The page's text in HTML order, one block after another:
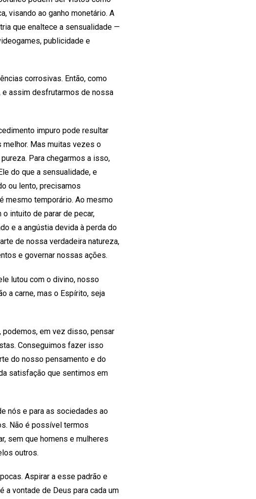
visando ao ganho monetário. A
que enaltece a sensualidade —
publicidade e
corrosivas. Então, como
e assim desfrutarmos de nossa
impuro pode resultar
Mas muitas vezes o
Para chegarmos a isso,
do que a sensualidade, e
ou lento, precisamos
mesmo temporário. Ao mesmo
intuito de parar de pecar,
e a angústia devida à perda do
de nossa verdadeira natureza,
e governar nossas ações.
lutou com o divino, nosso
a carne, mas o Espírito, seja
em vez disso, pensar
Conseguimos fazer isso
do nosso pensamento e do
satisfação que sentimos em
nós e para as sociedades ao
Não é possível termos
sem que homens e mulheres
outros.
Aspirar a esse padrão e
a vontade de Deus para cada um